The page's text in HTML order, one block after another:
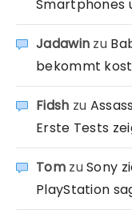
Smartphones
Jadawin zu
bekommt
Fidsh zu
Erste Tests
TomzuSony
PlayStation